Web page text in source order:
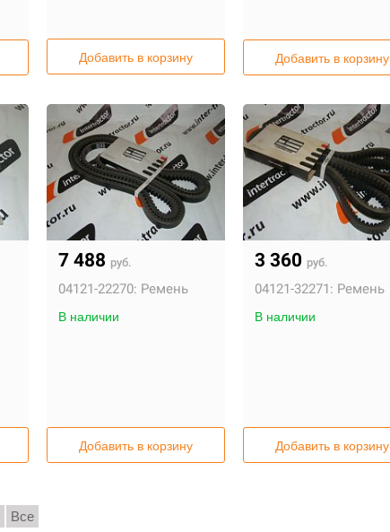
Добавить в корзину Добавить в корзину
7 488 руб.
04121-22270: Ремень
В наличии
Добавить в корзину
3 360 руб.
04121-32271: Ремень
В наличии
Добавить в корзину
Все